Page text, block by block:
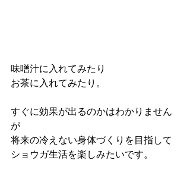
味噌汁に入れてみたり
お茶に入れてみたり。
すぐに効果が出るのかはわかりません
が
将来の冷えない身体づくりを目指して
ショウガ生活を楽しみたいです。